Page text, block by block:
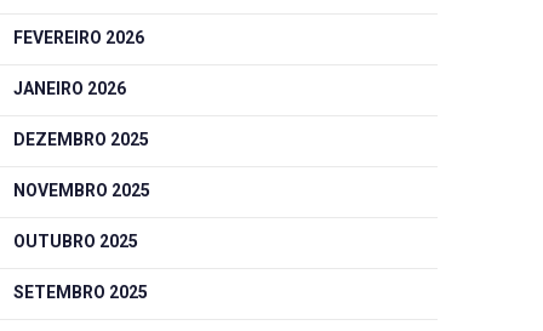
FEVEREIRO 2026
JANEIRO 2026
DEZEMBRO 2025
NOVEMBRO 2025
OUTUBRO 2025
SETEMBRO 2025